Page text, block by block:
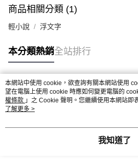
商品相關分類 (1)
輕小說 浮文字
本分類熱銷全站排行
熱門標籤
本網站中使用 cookie，欲查詢有關本網站使用
望在電腦上使用 cookie 時應如何變更電腦的
權條款 」之 Cookie 聲明。您繼續使用本網站即
用條款之 Cookie 聲明使用 cookie。
了解更多 >
我知道了